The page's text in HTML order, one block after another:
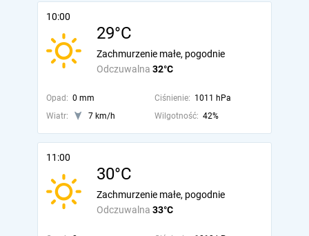
10:00
29°C
Odczuwalna 32°C
Zachmurzenie małe, pogodnie
Opad: 0 mm Ciśnienie: 1011 hPa
Wiatr:
7 km/h Wilgotność: 42%
11:00
30°C
Odczuwalna 33°C
Zachmurzenie małe, pogodnie